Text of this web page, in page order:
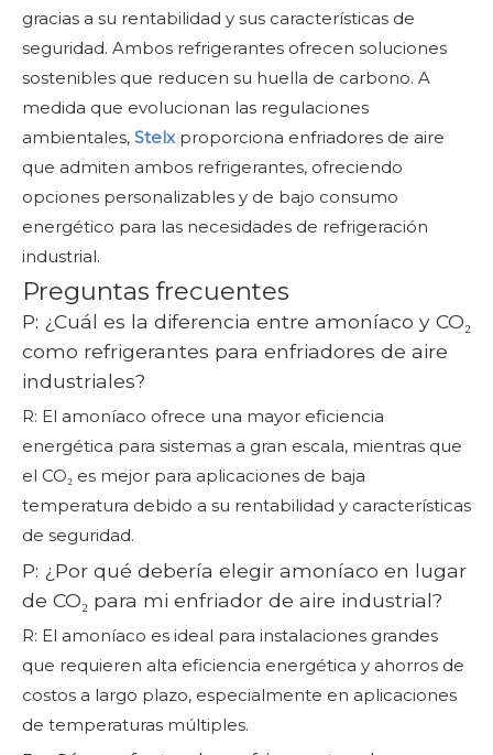
gracias a su rentabilidad y sus características de
seguridad. Ambos refrigerantes ofrecen soluciones
sostenibles que reducen su huella de carbono. A
medida que evolucionan las regulaciones
ambientales, Stelx proporciona enfriadores de aire
que admiten ambos refrigerantes, ofreciendo
opciones personalizables y de bajo consumo
energético para las necesidades de refrigeración
industrial.
Preguntas frecuentes
P: ¿Cuál es la diferencia entre amoníaco y CO₂
como refrigerantes para enfriadores de aire
industriales?
R: El amoníaco ofrece una mayor eficiencia
energética para sistemas a gran escala, mientras que
el CO₂ es mejor para aplicaciones de baja
temperatura debido a su rentabilidad y características
de seguridad.
P: ¿Por qué debería elegir amoníaco en lugar
de CO₂ para mi enfriador de aire industrial?
R: El amoníaco es ideal para instalaciones grandes
que requieren alta eficiencia energética y ahorros de
costos a largo plazo, especialmente en aplicaciones
de temperaturas múltiples.